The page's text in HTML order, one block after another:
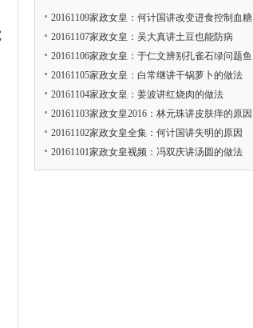
20161109家政女皇：何计国讲改变进食控制血糖
20161107家政女皇：吴大真讲土豆也能防病
20161106家政女皇：于仁文辨别孔雀石绿问题鱼
20161105家政女皇：白常继讲干锅萝卜的做法
20161104家政女皇：姜波讲红烧肉的做法
20161103家政女皇2016：林元珠讲皮肤痒的原因
20161102家政女皇全集：何计国讲失明的原因
20161101家政女皇视频：冯双庆讲汤圆的做法